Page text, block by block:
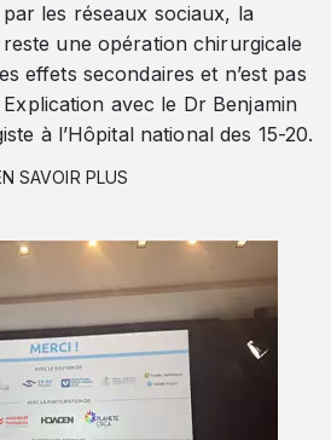
les réseaux sociaux, la
une opération chirurgicale
effets secondaires et n’est pas
avec le Dr Benjamin
à l’Hôpital national des 15-20.
SAVOIR PLUS